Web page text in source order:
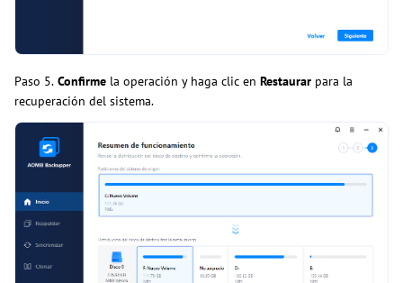
Paso 5. Confirme la operación y haga clic en Restaurar para la
recuperación del sistema.